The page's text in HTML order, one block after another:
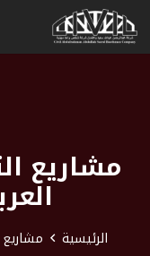
مشاريع
الرئيسية